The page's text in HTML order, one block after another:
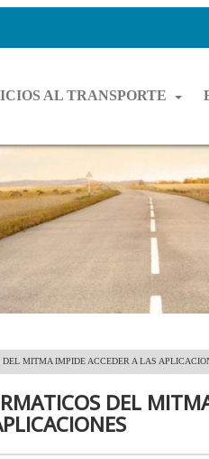
AL TRANSPORTE
MITMA IMPIDE ACCEDER A LAS
DEL